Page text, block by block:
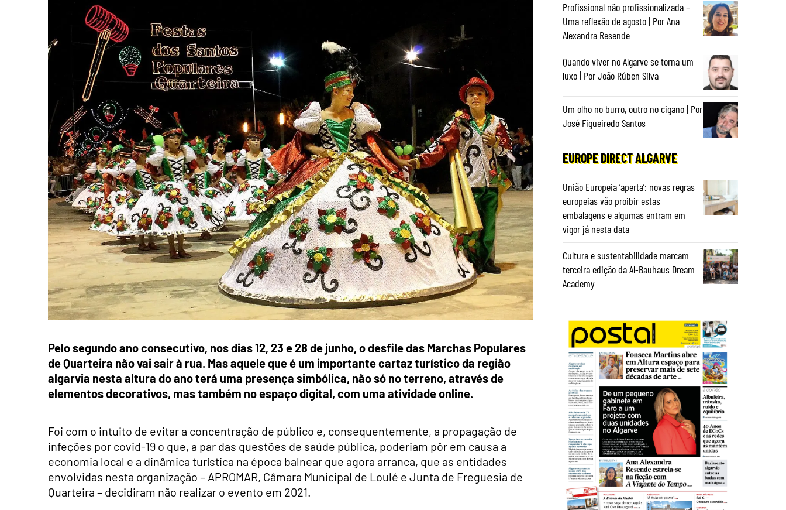
Pelo segundo ano consecutivo, nos dias 12, 23 e 28 de junho, o desfile das Marchas Populares
de Quarteira não vai sair à rua. Mas aquele que é um importante cartaz turístico da região
algarvia nesta altura do ano terá uma presença simbólica, não só no terreno, através de
elementos decorativos, mas também no espaço digital, com uma atividade online.
Foi com o intuito de evitar a concentração de público e, consequentemente, a propagação de
infeções por covid-19 o que, a par das questões de saúde pública, poderiam pôr em causa a
economia local e a dinâmica turística na época balnear que agora arranca, que as entidades
envolvidas nesta organização – APROMAR, Câmara Municipal de Loulé e Junta de Freguesia de
Quarteira – decidiram não realizar o evento em 2021.
Profissional não profissionalizada –
Uma reflexão de agosto | Por Ana
Alexandra Resende
Quando viver no Algarve se torna um
luxo | Por João Rúben Silva
Um olho no burro, outro no cigano | Por
José Figueiredo Santos
EUROPE DIRECT ALGARVE
União Europeia ‘aperta’: novas regras
europeias vão proibir estas
embalagens e algumas entram em
vigor já nesta data
Cultura e sustentabilidade marcam
terceira edição da Al-Bauhaus Dream
Academy